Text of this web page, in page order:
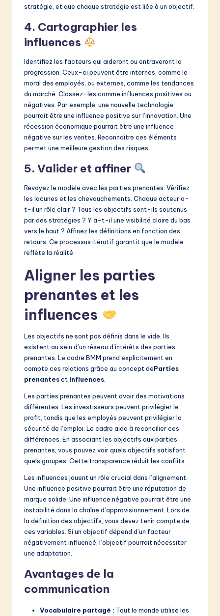
stratégie, et que chaque stratégie est liée à un objectif.
4. Cartographier les
influences
Identifiez les facteurs qui aideront ou entraveront la
progression. Ceux-ci peuvent être internes, comme le
moral des employés, ou externes, comme les tendances
du marché. Classez-les comme influences positives ou
négatives. Par exemple, une nouvelle technologie
pourrait être une influence positive sur l’innovation. Une
récession économique pourrait être une influence
négative sur les ventes. Reconnaître ces éléments
permet une meilleure gestion des risques.
5. Valider et affiner
Revoyez le modèle avec les parties prenantes. Vérifiez
les lacunes et les chevauchements. Chaque acteur a-
t-il un rôle clair ? Tous les objectifs sont-ils soutenus
par des stratégies ? Y a-t-il une visibilité claire du bas
vers le haut ? Affinez les définitions en fonction des
retours. Ce processus itératif garantit que le modèle
reflète la réalité.
Aligner les parties
prenantes et les
influences
Les objectifs ne sont pas définis dans le vide. Ils
existent au sein d’un réseau d’intérêts des parties
prenantes. Le cadre BMM prend explicitement en
compte ces relations grâce au concept deParties
prenanteset Influences
Les parties prenantes peuvent avoir des motivations
différentes. Les investisseurs peuvent privilégier le
profit, tandis que les employés peuvent privilégier la
sécurité de l’emploi. Le cadre aide à reconcilier ces
différences. En associant les objectifs aux parties
prenantes, vous pouvez voir quels objectifs satisfont
quels groupes. Cette transparence réduit les conflits.
Les influences jouent un rôle crucial dans l’alignement.
Une influence positive pourrait être une réputation de
marque solide. Une influence négative pourrait être une
instabilité dans la chaîne d’approvisionnement. Lors de
la définition des objectifs, vous devez tenir compte de
ces variables. Si un objectif dépend d’un facteur
négativement influencé, l’objectif pourrait nécessiter
une adaptation.
Avantages de la
communication
Vocabulaire partagé : Tout le monde utilise les